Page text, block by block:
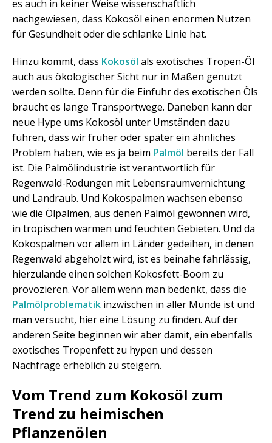
es auch in keiner Weise wissenschaftlich
nachgewiesen, dass Kokosöl einen enormen Nutzen
für Gesundheit oder die schlanke Linie hat.
Hinzu kommt, dass Kokosöl als exotisches Tropen-Öl
auch aus ökologischer Sicht nur in Maßen genutzt
werden sollte. Denn für die Einfuhr des exotischen Öls
braucht es lange Transportwege. Daneben kann der
neue Hype ums Kokosöl unter Umständen dazu
führen, dass wir früher oder später ein ähnliches
Problem haben, wie es ja beim Palmöl bereits der Fall
ist. Die Palmölindustrie ist verantwortlich für
Regenwald-Rodungen mit Lebensraumvernichtung
und Landraub. Und Kokospalmen wachsen ebenso
wie die Ölpalmen, aus denen Palmöl gewonnen wird,
in tropischen warmen und feuchten Gebieten. Und da
Kokospalmen vor allem in Länder gedeihen, in denen
Regenwald abgeholzt wird, ist es beinahe fahrlässig,
hierzulande einen solchen Kokosfett-Boom zu
provozieren. Vor allem wenn man bedenkt, dass die
Palmölproblematik inzwischen in aller Munde ist und
man versucht, hier eine Lösung zu finden. Auf der
anderen Seite beginnen wir aber damit, ein ebenfalls
exotisches Tropenfett zu hypen und dessen
Nachfrage erheblich zu steigern.
Vom Trend zum Kokosöl zum
Trend zu heimischen
Pflanzenölen